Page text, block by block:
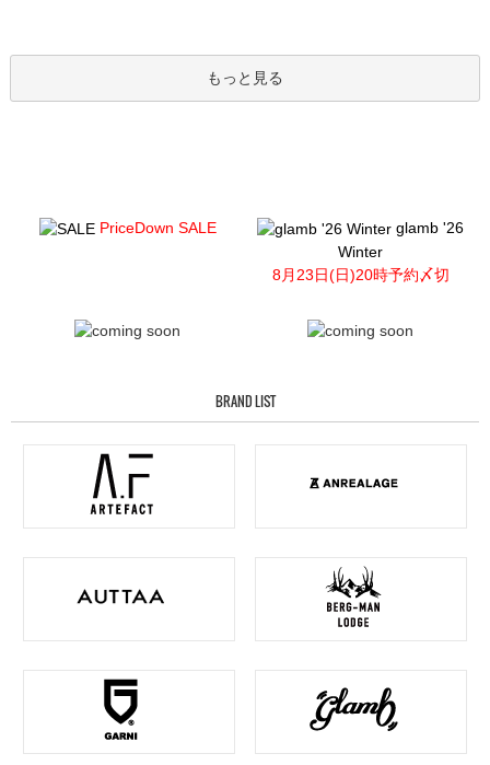
もっと見る
PriceDown SALE
glamb '26
Winter
8月23日(日)20時予約〆切
BRAND LIST